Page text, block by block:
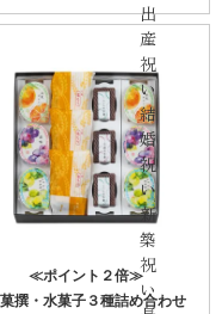
出
産
祝
い
結
婚
祝
い
新
築
祝
い
≪ポイント２倍≫
撰・水菓子３種詰め合わせ